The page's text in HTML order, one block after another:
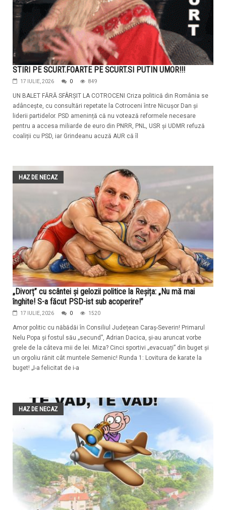
STIRI PE SCURT.FOARTE PE SCURT.SI PUTIN UMOR!!!
17 IULIE, 2026 0 849
UN BALET FĂRĂ SFÂRȘIT LA COTROCENI Criza politică din România se
adâncește, cu consultări repetate la Cotroceni între Nicușor Dan și
liderii partidelor. PSD amenință că nu votează reformele necesare
pentru a accesa miliarde de euro din PNRR, PNL, USR și UDMR refuză
coaliții cu PSD, iar Grindeanu acuză AUR că îl
HAZ DE NECAZ
„Divorț” cu scântei și gelozii politice la Reșița: „Nu mă mai
înghite! S-a făcut PSD-ist sub acoperire!”
17 IULIE, 2026 0 1520
Amor politic cu năbădăi în Consiliul Județean Caraș-Severin! Primarul
Nelu Popa și fostul său „secund”, Adrian Dacica, și-au aruncat vorbe
grele de la câteva mii de lei. Miza? Cinci sportivi „evacuați” din buget și
un orgoliu rănit cât muntele Semenic! Runda 1: Lovitura de karate la
buget! „I-a felicitat de i-a
HAZ DE NECAZ